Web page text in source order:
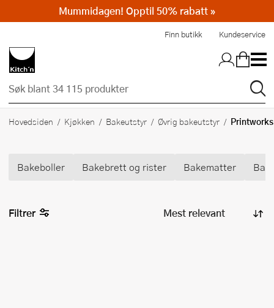
Finn butikk Kundeservice
Hovedsiden Kjøkken Bakeutstyr Øvrig bakeutstyr Printworks
Bakeboller Bakebrett og rister Bakematter
Filtrer
Mummidagen! Opptil 50% rabatt »